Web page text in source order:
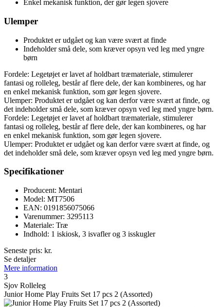
Enkel mekanisk funktion, der gør legen sjovere
Ulemper
Produktet er udgået og kan være svært at finde
Indeholder små dele, som kræver opsyn ved leg med yngre
børn
Fordele: Legetøjet er lavet af holdbart træmateriale, stimulerer
fantasi og rolleleg, består af flere dele, der kan kombineres, og har
en enkel mekanisk funktion, som gør legen sjovere.
Ulemper: Produktet er udgået og kan derfor være svært at finde, og
det indeholder små dele, som kræver opsyn ved leg med yngre børn.
Fordele: Legetøjet er lavet af holdbart træmateriale, stimulerer
fantasi og rolleleg, består af flere dele, der kan kombineres, og har
en enkel mekanisk funktion, som gør legen sjovere.
Ulemper: Produktet er udgået og kan derfor være svært at finde, og
det indeholder små dele, som kræver opsyn ved leg med yngre børn.
Specifikationer
Producent: Mentari
Model: MT7506
EAN: 0191856075066
Varenummer: 3295113
Materiale: Træ
Indhold: 1 iskiosk, 3 isvafler og 3 isskugler
Seneste pris: kr.
Se detaljer
Mere information
3
Sjov Rolleleg
Junior Home Play Fruits Set 17 pcs 2 (Assorted)